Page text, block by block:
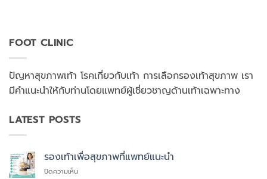
FOOT CLINIC
ปัญหาสุขภาพเท้า โรคเกี่ยวกับเท้า การเลือกรองเท้าสุขภาพ เรา
มีคำแนะนำให้กับท่านโดยแพทย์ผู้เชี่ยวชาญด้านเท้าเฉพาะทาง
LATEST POSTS
รองเท้าเพื่อสุขภาพที่แพทย์แนะนำ
ปิดความเห็นบน